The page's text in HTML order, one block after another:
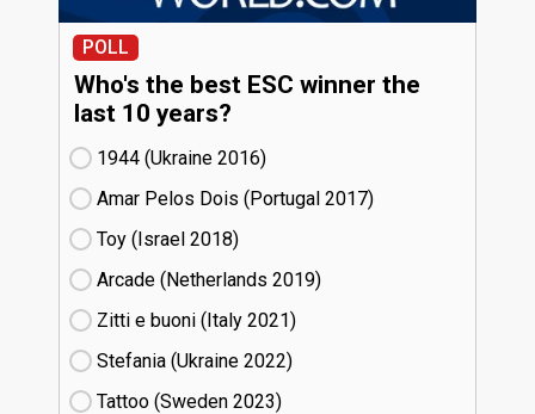
POLL
Who's the best ESC winner the
last 10 years?
1944 (Ukraine
16)
Amar Pelos Dois (Portugal
17)
Toy (Israel
18)
Arcade (Netherlands
19)
Zitti e buoni​ (Italy
21)
Stefania (Ukraine
22)
Tattoo (Sweden
23)